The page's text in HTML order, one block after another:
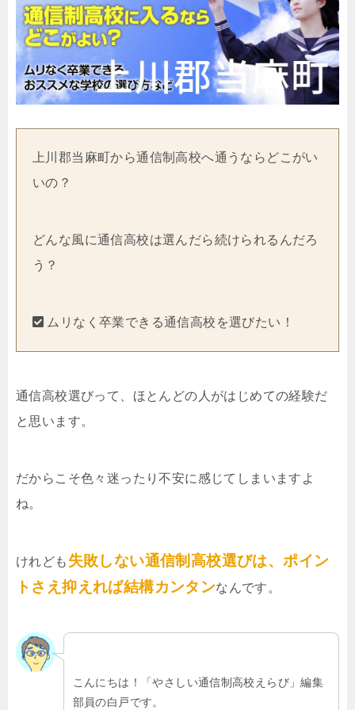
上川郡当麻町から通信制高校へ通うならどこがい
いの？
どんな風に通信高校は選んだら続けられるんだろ
う？
ムリなく卒業できる通信高校を選びたい！
通信高校選びって、ほとんどの人がはじめての経験だ
と思います。
だからこそ色々迷ったり不安に感じてしまいますよ
ね。
けれども 失敗しない通信制高校選びは、ポイン
トさえ抑えれば結構カンタンなんです。
こんにちは！「やさしい通信制高校えらび」編集
部員の白戸です。